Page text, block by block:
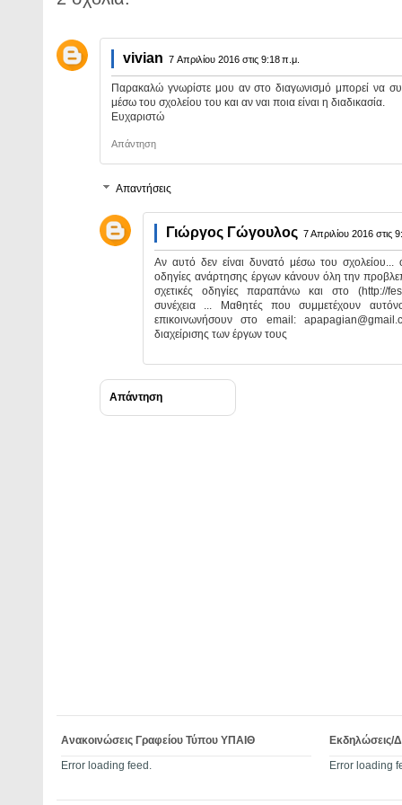
vivian 7 Απριλίου 2016 στις 9:18 π.μ.
Παρακαλώ γνωρίστε μου αν στο διαγωνισμό μπορεί να
μέσω του σχολείου του και αν ναι ποια είναι η διαδικασία.
Ευχαριστώ
Απάντηση
Απαντήσεις
Γιώργος Γώγουλος 7 Απριλίου 2016 στις
Αν αυτό δεν είναι δυνατό μέσω του
οδηγίες ανάρτησης έργων κάνουν όλη την
σχετικές οδηγίες παραπάνω και στο (http://
συνέχεια ... Μαθητές που συμμετέχουν
επικοινωνήσουν στο email:
διαχείρισης των έργων τους
Απάντηση
Ανακοινώσεις Γραφείου Τύπου ΥΠΑΙΘ
Error loading feed.
Εκδηλώσεις/
Error loading